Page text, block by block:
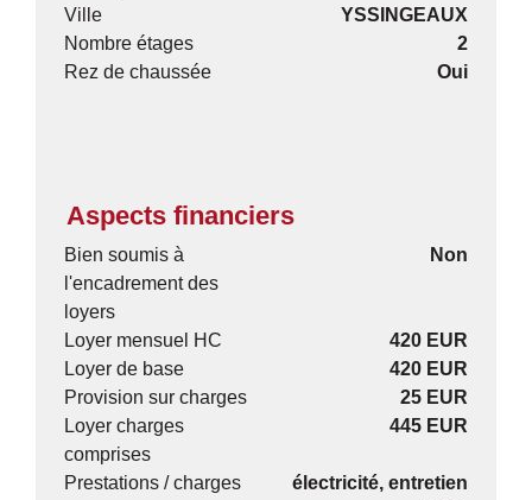
Ville
YSSINGEAUX
Nombre étages
2
Rez de chaussée
Oui
Aspects financiers
Bien soumis à
l'encadrement des
loyers
Non
Loyer mensuel HC
420 EUR
Loyer de base
420 EUR
Provision sur charges
25 EUR
Loyer charges
comprises
445 EUR
Prestations / charges
électricité, entretien